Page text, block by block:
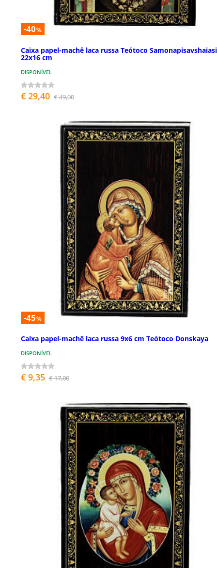
-40%
Caixa papel-machê laca russa Teótoco
22x16 cm
DISPONÍVEL
€ 29,40 € 49,00
-45%
Caixa papel-machê laca russa 9x6 cm Teótoco Donskaya
DISPONÍVEL
€ 9,35 € 17,00